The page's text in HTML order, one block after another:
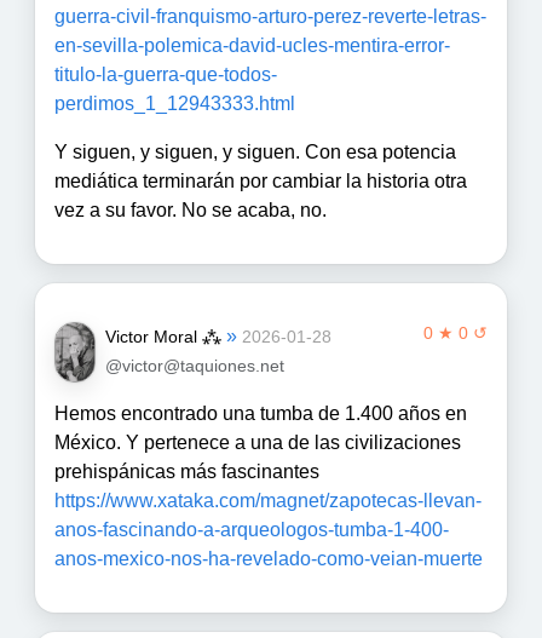
guerra-civil-franquismo-arturo-perez-reverte-letras-
en-sevilla-polemica-david-ucles-mentira-error-
titulo-la-guerra-que-todos-
perdimos_1_12943333.html
Y siguen, y siguen, y siguen. Con esa potencia
mediática terminarán por cambiar la historia otra
vez a su favor. No se acaba, no.
0 ★ 0 ↺
Victor Moral ⁂ » 2026-01-28
@victor@taquiones.net
Hemos encontrado una tumba de 1.400 años en
México. Y pertenece a una de las civilizaciones
prehispánicas más fascinantes
https://www.xataka.com/magnet/zapotecas-llevan-
anos-fascinando-a-arqueologos-tumba-1-400-
anos-mexico-nos-ha-revelado-como-veian-muerte